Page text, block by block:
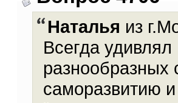
Наталья из
Всегда
разнообразных
саморазвитию